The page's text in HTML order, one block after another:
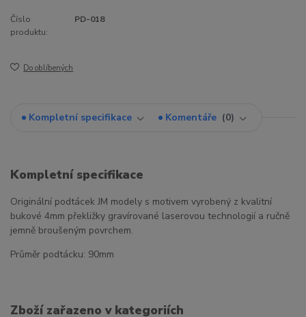
Číslo
produktu:
PD-018
Do oblíbených
Kompletní specifikace Komentáře 0
Kompletní specifikace
Originální podtácek JM modely s motivem vyrobený z kvalitní
bukové 4mm překližky gravírované laserovou technologií a ručně
jemně broušeným povrchem.
Průměr podtácku: 90mm
Zboží zařazeno v kategoriích